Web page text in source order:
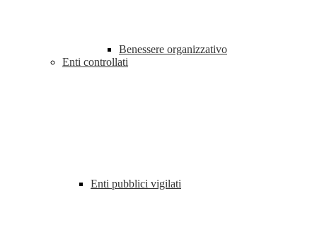
Benessere organizzativo
Enti controllati
Enti pubblici vigilati